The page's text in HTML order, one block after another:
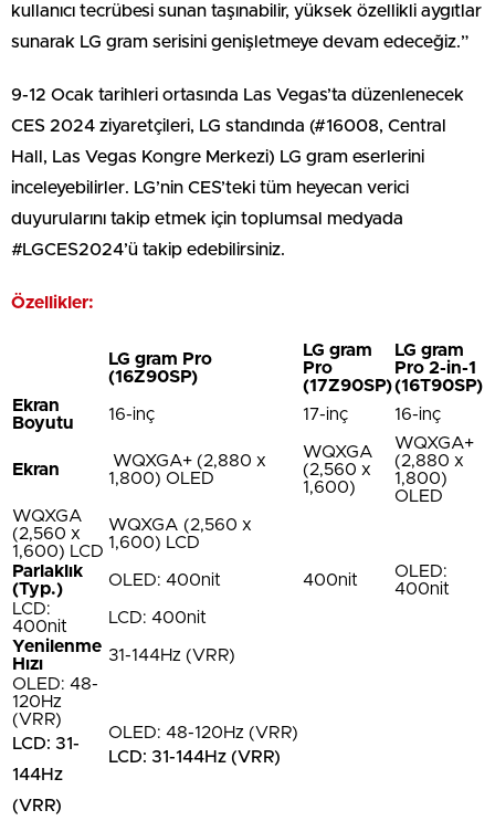
kullanıcı tecrübesi sunan taşınabilir, yüksek özellikli aygıtlar
sunarak LG gram serisini genişletmeye devam edeceğiz.”
9-12 Ocak tarihleri ortasında Las Vegas’ta düzenlenecek
CES 2024 ziyaretçileri, LG standında (#16008, Central
Hall, Las Vegas Kongre Merkezi) LG gram eserlerini
inceleyebilirler. LG’nin CES’teki tüm heyecan verici
duyurularını takip etmek için toplumsal medyada
#LGCES2024’ü takip edebilirsiniz.
Özellikler:
LG gram Pro
(16Z90SP)
LG gram
Pro
(17Z90SP)
LG gram
Pro 2-in-1
(16T90SP)
Ekran
Boyutu
16-inç 17-inç 16-inç
Ekran
WQXGA+ (2,880 x
1,800) OLED
WQXGA
(2,560 x
1,600)
WQXGA+
(2,880 x
1,800)
OLED
WQXGA
(2,560 x
1,600) LCD
WQXGA (2,560 x
1,600) LCD
Parlaklık
(Typ.)
OLED: 400nit 400nit
OLED:
400nit
LCD:
400nit
LCD: 400nit
Yenilenme
Hızı
31-144Hz (VRR)
OLED: 48-
120Hz
(VRR)
LCD: 31-
144Hz
(VRR)
OLED: 48-120Hz (VRR)
LCD: 31-144Hz (VRR)